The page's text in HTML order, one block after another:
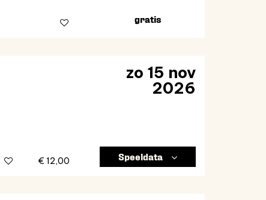
gratis
€ 12,00
zo 15 nov
2026
Speeldata